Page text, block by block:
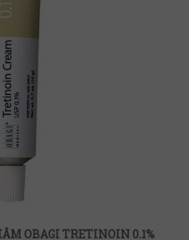
OBAGI TRETINOIN 0.1%